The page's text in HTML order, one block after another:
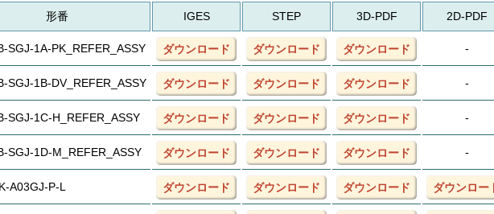
形番 IGES STEP 3D-PDF 2D-PDF
SGJ-1A-PK_REFER_ASSY ダウンロード ダウンロード ダウンロード -
SGJ-1B-DV_REFER_ASSY ダウンロード ダウンロード ダウンロード -
SGJ-1C-H_REFER_ASSY ダウンロード ダウンロード ダウンロード -
SGJ-1D-M_REFER_ASSY ダウンロード ダウンロード ダウンロード -
A03GJ-P-L ダウンロード ダウンロード ダウンロード ダウンロー